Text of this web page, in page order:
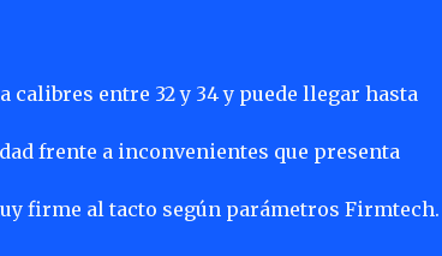
calibres entre 32 y 34 y puede llegar hasta
frente a inconvenientes que presenta
firme al tacto según parámetros Firmtech.